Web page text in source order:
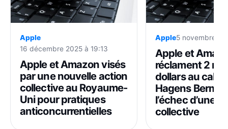
Apple
16 décembre 2025 à 19:13
Apple et Amazon visés
par une nouvelle action
collective au Royaume-
Uni pour pratiques
anticoncurrentielles
Apple5 novembre
Apple et
réclament 2
dollars au
Hagens
l’échec d’une
collective